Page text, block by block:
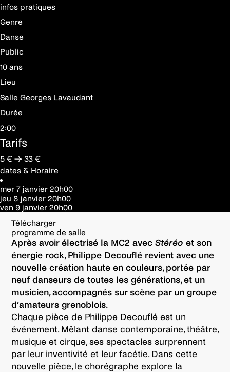
infos pratiques
Genre
Danse
Public
10 ans
Lieu
Salle Georges Lavaudant
Durée
2:00
Tarifs
5 € → 33 €
dates & Horaire
mer 7 janvier 20h00
jeu 8 janvier 20h00
ven 9 janvier 20h00
Télécharger
programme de salle
Après avoir électrisé la MC2 avecStéréo et son
énergie rock, Philippe Decouflé revient avec une
nouvelle création haute en couleurs, portée par
neuf danseurs de toutes les générations, et un
musicien, accompagnés sur scène par un groupe
d’amateurs grenoblois.
Chaque pièce de Philippe Decouflé est un
événement. Mêlant danse contemporaine, théâtre,
musique et cirque, ses spectacles surprennent
par leur inventivité et leur facétie. Dans cette
nouvelle pièce, le chorégraphe explore la